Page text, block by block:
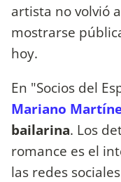
artista no volvió
mostrarse
hoy.
En "Socios del
Mariano
bailarina. Los
romance es el
las redes